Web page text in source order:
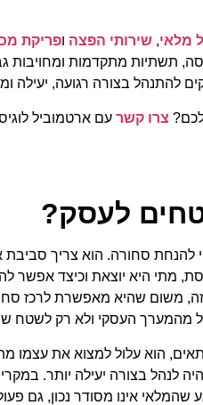
מלאי, שירותי הפצה ופריקת
תשתיות מתקדמות ומחויבות
להתנהל בצורה רגועה, יעילה
צרו קשר עם ארטמוביל
לעסק?
להנחת סחורה. הוא צריך
מתי היא יוצאת וכיצד אפשר
משום שהיא מאפשרת לרכז
מהמערך העסקי ולא רק לשטח
הוא עלול למצוא את עצמו
לנהל בצורה יעילה יותר.
אינו מסודר נכון, גם